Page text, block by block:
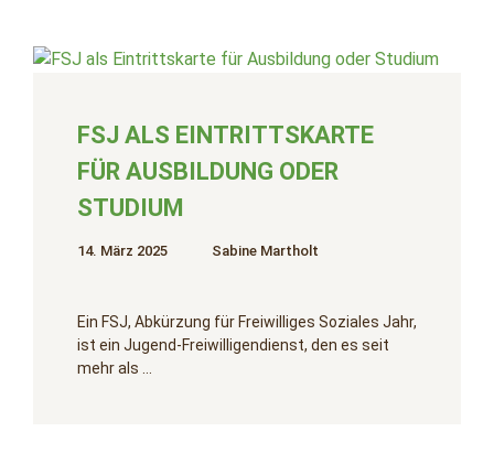
FSJ ALS EINTRITTSKARTE
FÜR AUSBILDUNG ODER
STUDIUM
14. März 2025 Sabine Martholt
Ein FSJ, Abkürzung für Freiwilliges Soziales Jahr,
ist ein Jugend-Freiwilligendienst, den es seit
mehr als …